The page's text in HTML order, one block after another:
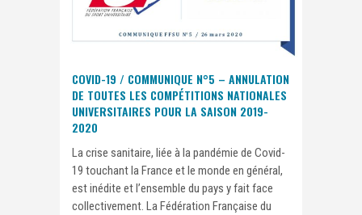
COVID-19 / COMMUNIQUE N°5 – ANNULATION
DE TOUTES LES COMPÉTITIONS NATIONALES
UNIVERSITAIRES POUR LA SAISON 2019-
2020
La crise sanitaire, liée à la pandémie de Covid-
19 touchant la France et le monde en général,
est inédite et l’ensemble du pays y fait face
collectivement. La Fédération Française du